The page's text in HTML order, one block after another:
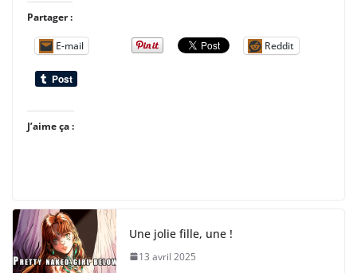
Partager :
E-mail Reddit
J’aime ça :
Une jolie fille, une !
13 avril 2025